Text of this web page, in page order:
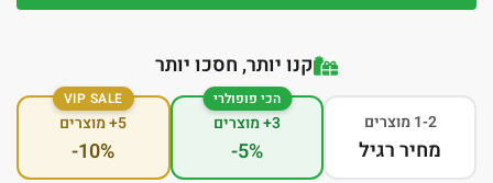
קנו יותר, חסכו יותר
1-2 מוצרים
מחיר רגיל
הכי פופולרי
3+ מוצרים
-5%
VIP SALE
5+ מוצרים
-10%